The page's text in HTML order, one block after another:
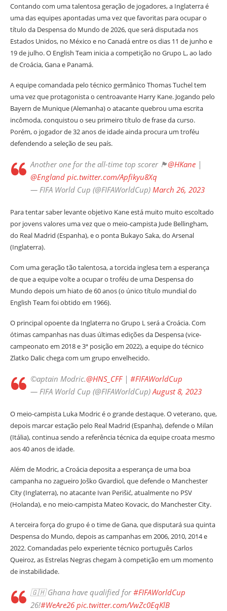
Contando com uma talentosa geração de jogadores, a Inglaterra é
uma das equipes apontadas uma vez que favoritas para ocupar o
título da Despensa do Mundo de 2026, que será disputada nos
Estados Unidos, no México e no Canadá entre os dias 11 de junho e
19 de julho. O English Team inicia a competição no Grupo L, ao lado
de Croácia, Gana e Panamá.
A equipe comandada pelo técnico germânico Thomas Tuchel tem
uma vez que protagonista o centroavante Harry Kane. Jogando pelo
Bayern de Munique (Alemanha) o atacante quebrou uma escrita
incômoda, conquistou o seu primeiro título de frase da curso.
Porém, o jogador de 32 anos de idade ainda procura um troféu
defendendo a seleção de seu país.
Another one for the all-time top scorer 🏴󠁧󠁢󠁥󠁮󠁧󠁿@HKane |
@England pic.twitter.com/Apfikyu8Xq
— FIFA World Cup (@FIFAWorldCup) March 26, 2023
Para tentar saber levante objetivo Kane está muito muito escoltado
por jovens valores uma vez que o meio-campista Jude Bellingham,
do Real Madrid (Espanha), e o ponta Bukayo Saka, do Arsenal
(Inglaterra).
Com uma geração tão talentosa, a torcida inglesa tem a esperança
de que a equipe volte a ocupar o troféu de uma Despensa do
Mundo depois um hiato de 60 anos (o único título mundial do
English Team foi obtido em 1966).
O principal opoente da Inglaterra no Grupo L será a Croácia. Com
ótimas campanhas nas duas últimas edições da Despensa (vice-
campeonato em 2018 e 3ª posição em 2022), a equipe do técnico
Zlatko Dalic chega com um grupo envelhecido.
©️aptain Modric.@HNS_CFF| #FIFAWorldCup
— FIFA World Cup (@FIFAWorldCup)August 8, 2023
O meio-campista Luka Modric é o grande destaque. O veterano, que,
depois marcar estação pelo Real Madrid (Espanha), defende o Milan
(Itália), continua sendo a referência técnica da equipe croata mesmo
aos 40 anos de idade.
Além de Modric, a Croácia deposita a esperança de uma boa
campanha no zagueiro Joško Gvardiol, que defende o Manchester
City (Inglaterra), no atacante Ivan Perišić, atualmente no PSV
(Holanda), e no meio-campista Mateo Kovacic, do Manchester City.
A terceira força do grupo é o time de Gana, que disputará sua quinta
Despensa do Mundo, depois as campanhas em 2006, 2010, 2014 e
2022. Comandadas pelo experiente técnico português Carlos
Queiroz, as Estrelas Negras chegam à competição em um momento
de instabilidade.
🇬🇭 Ghana have qualified for#FIFAWorldCup
26!#WeAre26 pic.twitter.com/VwZc0EqKlB